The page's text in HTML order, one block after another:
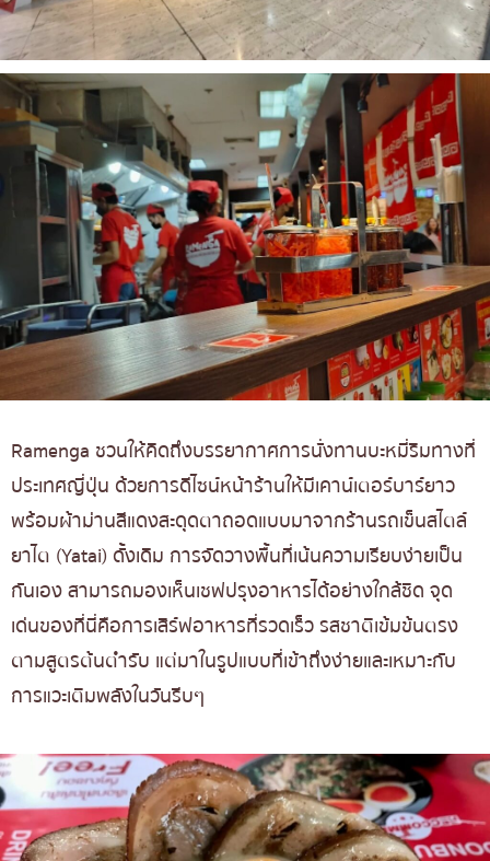
Ramenga ชวนให้คิดถึงบรรยากาศการนั่งทานบะหมี่ริมทางที่
ประเทศญี่ปุ่น ด้วยการดีไซน์หน้าร้านให้มีเคาน์เตอร์บาร์ยาว
พร้อมผ้าม่านสีแดงสะดุดตาถอดแบบมาจากร้านรถเข็นสไตล์
ยาไต (Yatai) ดั้งเดิม การจัดวางพื้นที่เน้นความเรียบง่ายเป็น
กันเอง สามารถมองเห็นเชฟปรุงอาหารได้อย่างใกล้ชิด จุด
เด่นของที่นี่คือการเสิร์ฟอาหารที่รวดเร็ว รสชาติเข้มข้นตรง
ตามสูตรต้นตำรับ แต่มาในรูปแบบที่เข้าถึงง่ายและเหมาะกับ
การแวะเติมพลังในวันรีบๆ